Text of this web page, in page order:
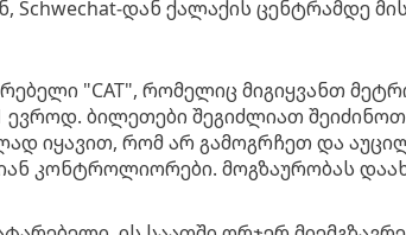
Schwechat-დან ქალაქის ცენტრამდე
"CAT", რომელიც მიგიყვანთ
ევროდ. ბილეთები შეგიძლიათ
იყავით, რომ არ გამოგრჩეთ და
კონტროლიორები. მოგზაურობას